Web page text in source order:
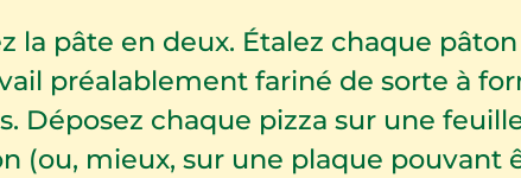
la pâte en deux. Étalez chaque
préalablement fariné de sorte à
Déposez chaque pizza sur une
(ou, mieux, sur une plaque pouvant